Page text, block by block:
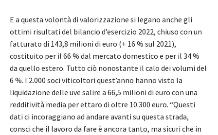
E a questa volontà di valorizzazione si legano anche gli
ottimi risultati del bilancio d’esercizio 2022, chiuso con un
fatturato di 143,8 milioni di euro (+ 16 % sul 2021),
costituito per il 66 % dal mercato domestico e per il 34 %
da quello estero. Tutto ciò nonostante il calo dei volumi del
6 %. I 2.000 soci viticoltori quest’anno hanno visto la
liquidazione delle uve salire a 66,5 milioni di euro con una
redditività media per ettaro di oltre 10.300 euro. “Questi
dati ci incoraggiano ad andare avanti su questa strada,
consci che il lavoro da fare è ancora tanto, ma sicuri che in